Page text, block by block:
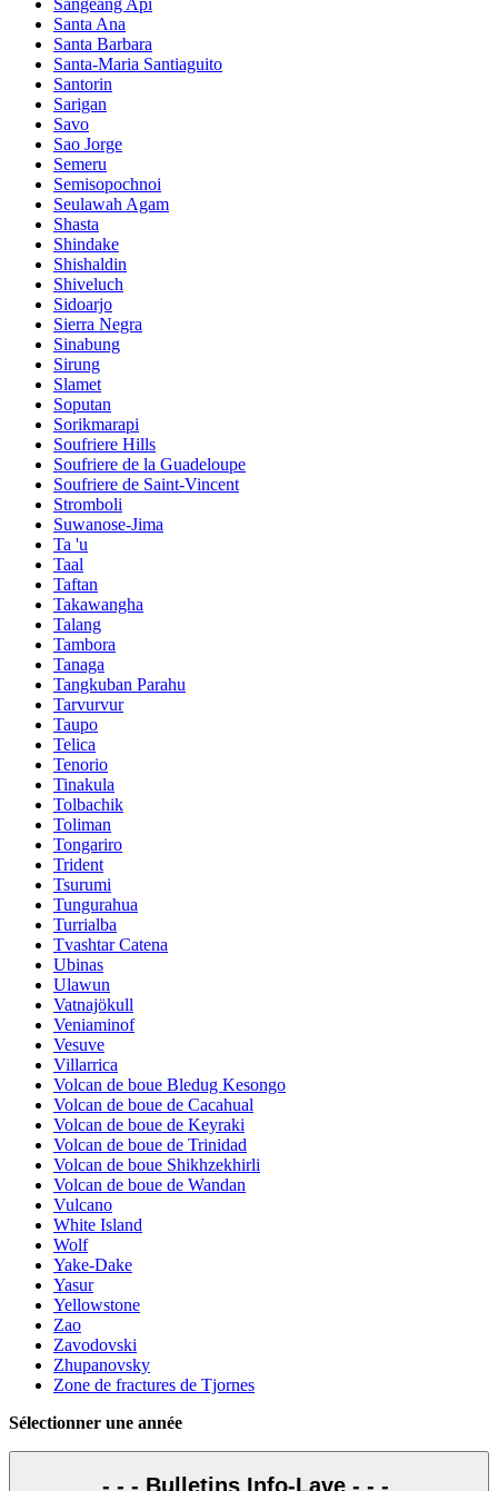
Sangeang Api
Santa Ana
Santa Barbara
Santa-Maria Santiaguito
Santorin
Sarigan
Savo
Sao Jorge
Semeru
Semisopochnoi
Seulawah Agam
Shasta
Shindake
Shishaldin
Shiveluch
Sidoarjo
Sierra Negra
Sinabung
Sirung
Slamet
Soputan
Sorikmarapi
Soufriere Hills
Soufriere de la Guadeloupe
Soufriere de Saint-Vincent
Stromboli
Suwanose-Jima
Ta 'u
Taal
Taftan
Takawangha
Talang
Tambora
Tanaga
Tangkuban Parahu
Tarvurvur
Taupo
Telica
Tenorio
Tinakula
Tolbachik
Toliman
Tongariro
Trident
Tsurumi
Tungurahua
Turrialba
Tvashtar Catena
Ubinas
Ulawun
Vatnajökull
Veniaminof
Vesuve
Villarrica
Volcan de boue Bledug Kesongo
Volcan de boue de Cacahual
Volcan de boue de Keyraki
Volcan de boue de Trinidad
Volcan de boue Shikhzekhirli
Volcan de boue de Wandan
Vulcano
White Island
Wolf
Yake-Dake
Yasur
Yellowstone
Zao
Zavodovski
Zhupanovsky
Zone de fractures de Tjornes
Sélectionner une année
- - - Bulletins Info-Lave - - -